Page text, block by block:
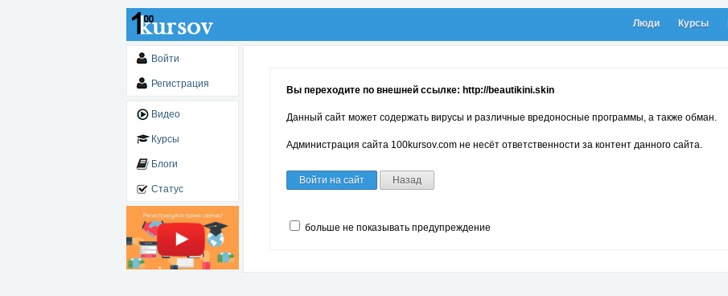
Люди Курсы
Войти
Регистрация
Видео
Курсы
Блоги
Статус
Вы переходите по внешней ссылке: http://beautikini.skin
Данный сайт может содержать вирусы и различные вредоносные программы, а также обман.
Администрация сайта 100kursov.com не несёт ответственности за контент данного сайта.
Войти на сайт Назад
больше не показывать предупреждение